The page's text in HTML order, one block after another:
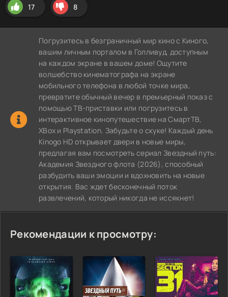
17 8
Погрузитесь в безграничный мир кино с Киного,
вашим личным порталом в Голливуд, доступным
на каждом экране в вашем доме! Ощутите
волшебство кинематографа на экране
мобильного телефона в любой точке мира,
превратите обычный вечер в премьерный показ с
помощью ТВ-приставки или погрузитесь в
интерактивное кинопутешествие на СмартТВ,
XBox и Playstation. Забудьте о скуке! Каждый день
Kinogo HD открывает двери в новые миры,
предлагая вам посмотреть сериал Звездный путь:
Академия Звездного флота (2026), способный
разбудить ваши эмоции и вдохновить на новые
открытия. Вас ждет бесконечный поток
развлечений, который никогда не иссякнет!
Рекомендации к просмотру: